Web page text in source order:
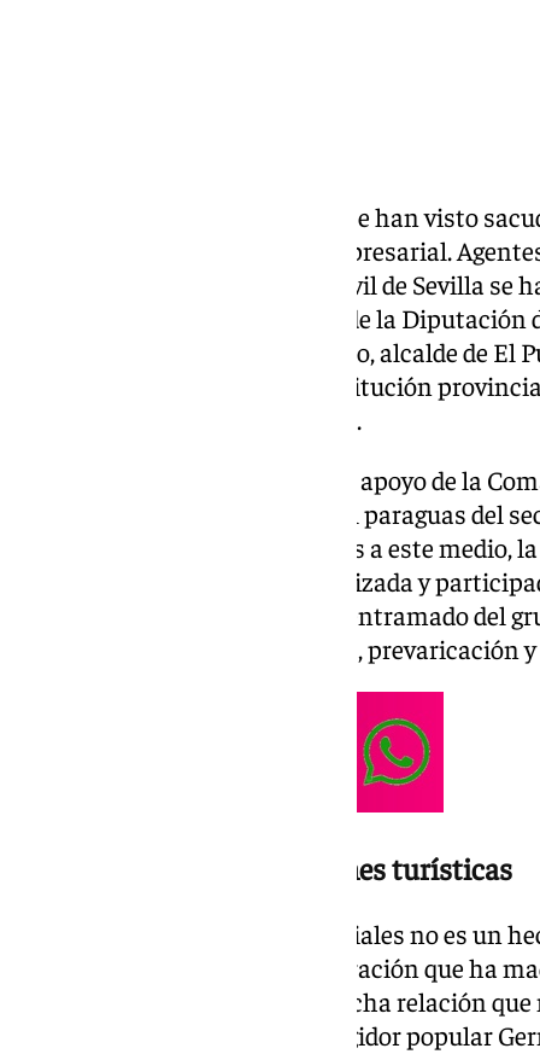
Las alfombras institucionales se han visto
de enorme calado político y empresarial.
Policía Judicial de la Guardia Civil de Sevilla se
imprevista en el edificio Roma de la Diputación
dependencias de Germán Beardo, alcalde de El
vicepresidente cuarto de la institución
inmediata de su agenda pública.
El despliegue, que cuenta con el apoyo de la
un hermetismo absoluto bajo el paraguas del
han confirmado fuentes propias a este medio,
presunta trama corrupta organizada y
empresario Pascual Llopis y el entramado del
delitos de blanqueo de capitales, prevaricación
El rastro de las adjudicaciones turísticas
La irrupción en las oficinas oficiales no es un
institucional de una macrooperación que ha
Puerto de Santa María. La estrecha relación
hostelero Pascual Llopis y el regidor popular